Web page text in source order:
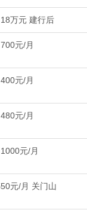
万元 建行后
元/月
元/月
元/月
元/月
元/月 关门山